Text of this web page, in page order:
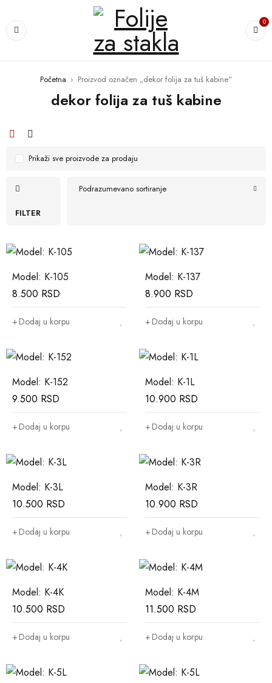
0
Početna › Proizvod označen „dekor folija za tuš kabine“
dekor folija za tuš kabine
FILTER
Podrazumevano sortiranje
Prikaži sve proizvode za prodaju
Model: K-105
8.500 RSD
Dodaj u korpu
Model: K-137
8.900 RSD
Dodaj u korpu
Model: K-152
9.500 RSD
Dodaj u korpu
Model: K-1L
10.900 RSD
Dodaj u korpu
Model: K-3L
10.500 RSD
Dodaj u korpu
Model: K-3R
10.900 RSD
Dodaj u korpu
Model: K-4K
10.500 RSD
Dodaj u korpu
Model: K-4M
11.500 RSD
Dodaj u korpu